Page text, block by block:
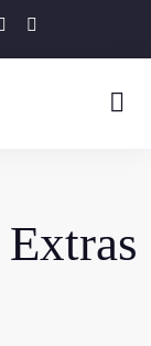
instagram
Extras